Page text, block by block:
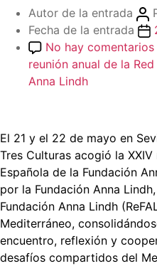
Autor de la entrada
Fecha de la entrada
No hay comentarios
reunión anual de la
Anna Lindh
El 21 y el 22 de mayo en
Tres Culturas acogió la
Española de la Fundación
por la Fundación Anna
Fundación Anna Lindh
Mediterráneo,
encuentro, reflexión y
desafíos compartidos del